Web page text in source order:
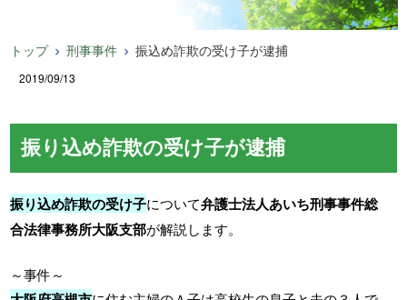
トップ 刑事事件 振込め詐欺の受け子が逮捕
2019/09/13
振り込め詐欺の受け子が逮捕
振り込め詐欺の受け子について弁護士法人あいち刑事事件総
合法律事務所大阪支部が解説します。
～事件～